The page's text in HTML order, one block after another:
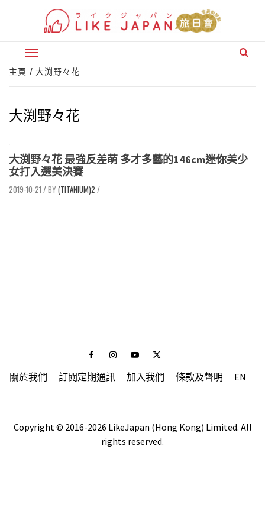
Primary
Menu
主頁 大渕野々花
大渕野々花
大渕野々花 最強反差萌 多才多藝的146cm迷你美少
女打入選美決賽
2019-10-21 / (TITANIUM)2 /
FacebookInstagramYoutubeTwitter
關於我們 訂閱定期通訊 加入我們 條款及聲明 EN
Copyright © 2016-2026 LikeJapan (Hong Kong) Limited. All
rights reserved.